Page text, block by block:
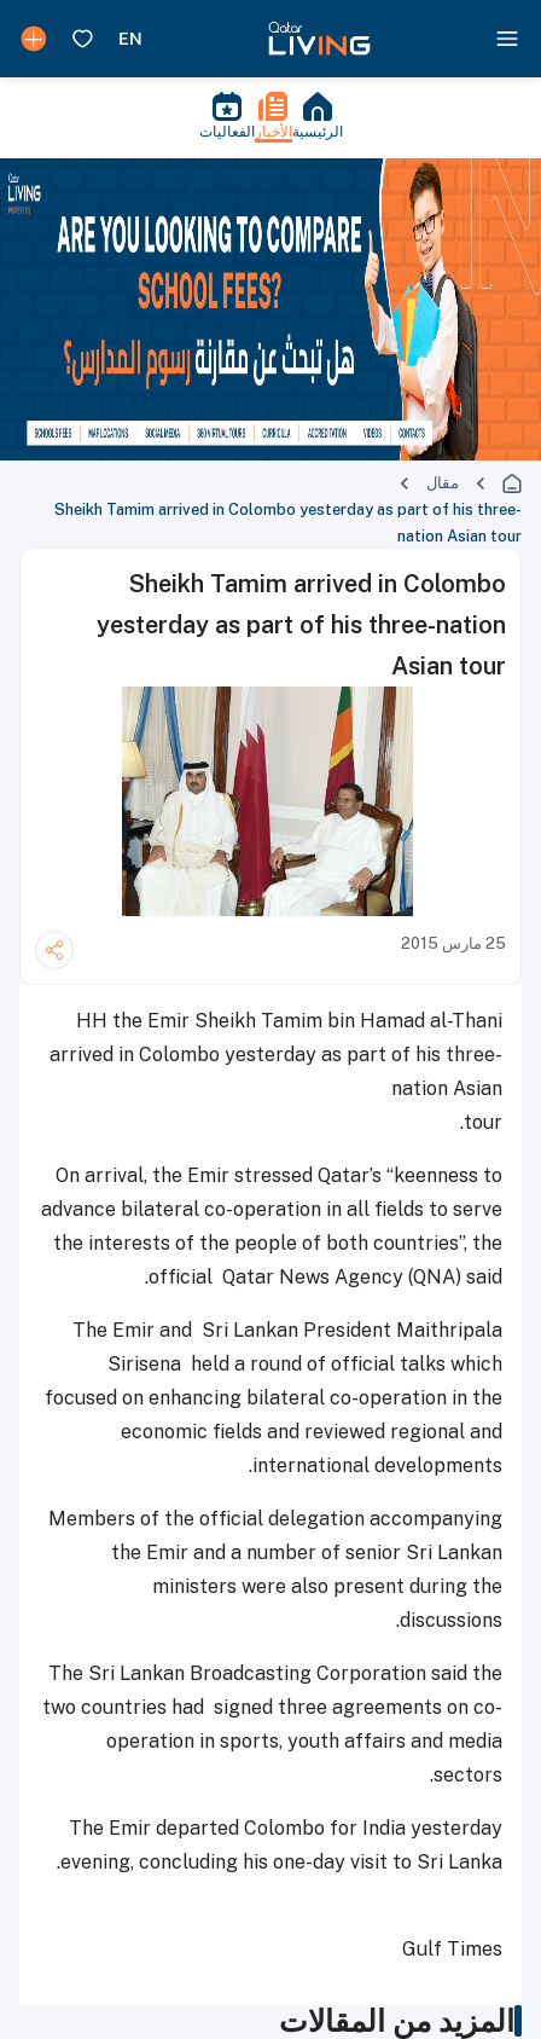
الرئيسية الأخبار الفعاليات
مقال
Sheikh Tamim arrived in Colombo yesterday as part of his three-
nation Asian tour
Sheikh Tamim arrived in Colombo
yesterday as part of his three-nation
Asian tour
25 مارس 2015
HH the Emir Sheikh Tamim bin Hamad al-Thani
arrived in Colombo yesterday as part of his three-
nation Asian
tour.
On arrival, the Emir stressed Qatar’s “keenness to
advance bilateral co-operation in all fields to serve
the interests of the people of both countries”, the
official Qatar News Agency (QNA) said.
The Emir and Sri Lankan President Maithripala
Sirisena held a round of official talks which
focused on enhancing bilateral co-operation in the
economic fields and reviewed regional and
international developments.
Members of the official delegation accompanying
the Emir and a number of senior Sri Lankan
ministers were also present during the
discussions.
The Sri Lankan Broadcasting Corporation said the
two countries had signed three agreements on co-
operation in sports, youth affairs and media
sectors.
The Emir departed Colombo for India yesterday
evening, concluding his one-day visit to Sri Lanka.
Gulf Times
المزيد من المقالات